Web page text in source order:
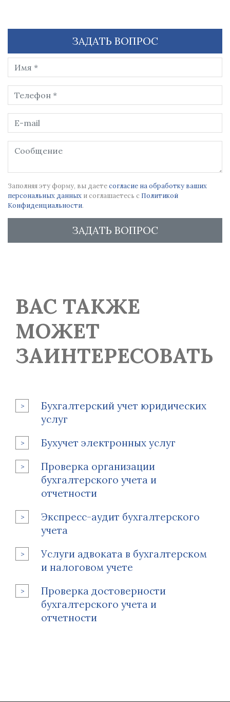
ЗАДАТЬ ВОПРОС
Заполняя эту форму, вы даетесогласие на обработку ваших
персональных данных и соглашаетесь с Политикой
Конфиденциальности.
ЗАДАТЬ ВОПРОС
ВАС ТАКЖЕ
МОЖЕТ
ЗАИНТЕРЕСОВАТЬ
Бухгалтерский учет юридических
услуг
Бухучет электронных услуг
Проверка организации
бухгалтерского учета и
отчетности
Экспресс-аудит бухгалтерского
учета
Услуги адвоката в бухгалтерском
и налоговом учете
Проверка достоверности
бухгалтерского учета и
отчетности